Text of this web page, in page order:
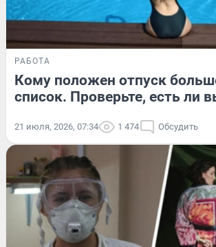
РАБОТА
Кому положен отпуск
список. Проверьте, есть ли
21 июля, 2026, 07:34 1 474 Обсудить